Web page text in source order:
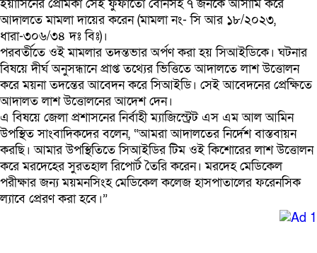
ইয়াসিনের প্রেমিকা সেই ফুফাতো বোনসহ ৭ জনকে আসামি করে
আদালতে মামলা দায়ের করেন (মামলা নং- সি আর ১৮/২০২৩,
ধারা-৩০৬/৩৪ দঃ বিঃ)।
পরবর্তীতে ওই মামলার তদন্তভার অর্পণ করা হয় সিআইডিকে। ঘটনার
বিষয়ে দীর্ঘ অনুসন্ধানে প্রাপ্ত তথ্যের ভিত্তিতে আদালতে লাশ উত্তোলন
করে ময়না তদন্তের আবেদন করে সিআইডি। সেই আবেদনের প্রেক্ষিতে
আদালত লাশ উত্তোলনের আদেশ দেন।
এ বিষয়ে জেলা প্রশাসনের নির্বাহী ম্যাজিস্ট্রেট এস এম আল আমিন
উপস্থিত সাংবাদিকদের বলেন, “আমরা আদালতের নির্দেশ বাস্তবায়ন
করছি। আমার উপস্থিতিতে সিআইডির টিম ওই কিশোরের লাশ উত্তোলন
করে মরদেহের সুরতহাল রিপোর্ট তৈরি করেন। মরদেহ মেডিকেল
পরীক্ষার জন্য ময়মনসিংহ মেডিকেল কলেজ হাসপাতালের ফরেনসিক
ল্যাবে প্রেরণ করা হবে।”